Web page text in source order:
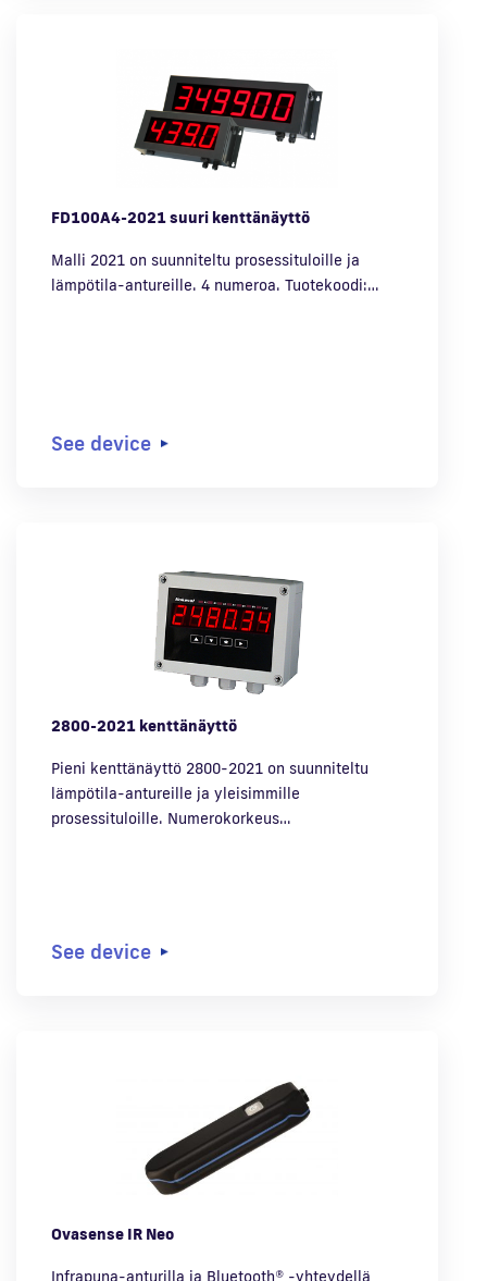
FD100A4-2021 suuri kenttänäyttö
Malli 2021 on suunniteltu prosessituloille ja
lämpötila-antureille. 4 numeroa. Tuotekoodi:…
See device
2800-2021 kenttänäyttö
Pieni kenttänäyttö 2800-2021 on suunniteltu
lämpötila-antureille ja yleisimmille
prosessituloille. Numerokorkeus…
See device
Ovasense IR Neo
Infrapuna-anturilla ja Bluetooth® -yhteydellä